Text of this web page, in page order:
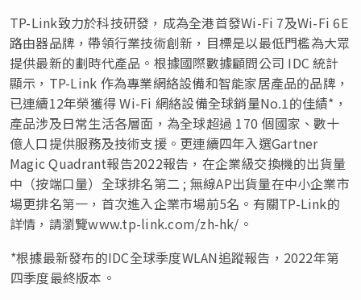
TP-Link致力於科技研發，成為全港首發Wi-Fi 7及Wi-Fi 6E
路由器品牌，帶領行業技術創新，目標是以最低門檻為大眾
提供最新的劃時代產品。根據國際數據顧問公司 IDC 統計
顯示，TP-Link 作為專業網絡設備和智能家居產品的品牌，
已連續12年榮獲得 Wi-Fi 網絡設備全球銷量No.1的佳績*，
產品涉及日常生活各層面，為全球超過 170 個國家、數十
億人口提供服務及技術支援。更連續四年入選Gartner
Magic Quadrant報告2022報告，在企業級交換機的出貨量
中（按端口量）全球排名第二 ; 無線AP出貨量在中小企業市
場更排名第一，首次進入企業市場前5名。有關TP-Link的
詳情，請瀏覽www.tp-link.com/zh-hk/。
*根據最新發布的IDC全球季度WLAN追蹤報告，2022年第
四季度最終版本。